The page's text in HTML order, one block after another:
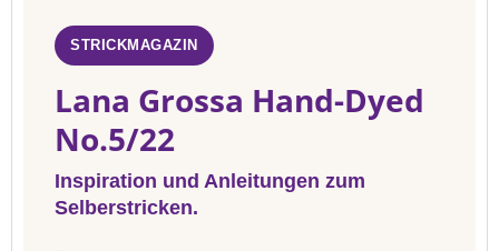
STRICKMAGAZIN
Lana Grossa Hand-Dyed
No.5/22
Inspiration und Anleitungen zum
Selberstricken.